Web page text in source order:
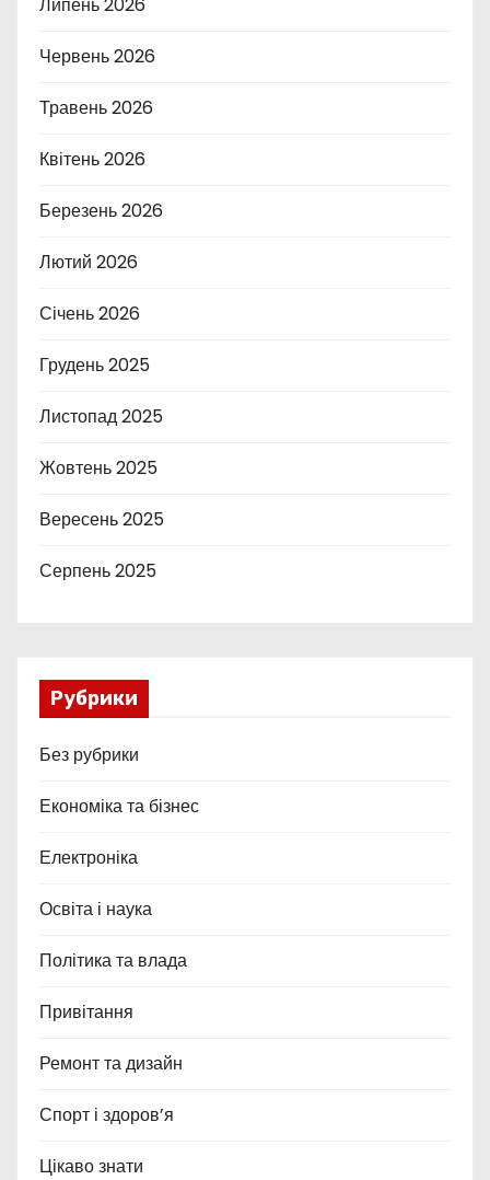
Червень 2026
Травень 2026
Квітень 2026
Березень 2026
Лютий 2026
Січень 2026
Грудень 2025
Листопад 2025
Жовтень 2025
Вересень 2025
Серпень 2025
Рубрики
Без рубрики
Економіка та бізнес
Електроніка
Освіта і наука
Політика та влада
Привітання
Ремонт та дизайн
Спорт і здоров’я
Цікаво знати